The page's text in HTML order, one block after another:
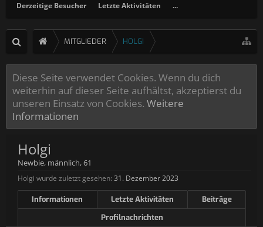
Derzeitige Besucher Letzte Aktivitäten ...
MITGLIEDER HOLGI
Diese Seite verwendet Cookies. Wenn du dich
weiterhin auf dieser Seite aufhältst, akzeptierst du
unseren Einsatz von Cookies. Weitere
Informationen
Holgi
Newbie, männlich, 61
Holgi wurde zuletzt gesehen: 31. Dezember 2023
Informationen Letzte Aktivitäten
Beiträge
Profilnachrichten